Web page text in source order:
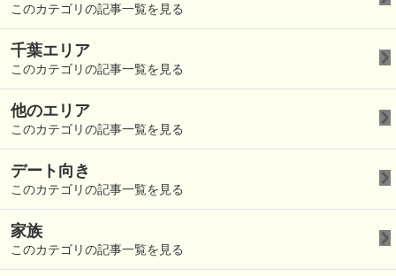
このカテゴリの記事一覧を見る
千葉エリア
このカテゴリの記事一覧を見る
他のエリア
このカテゴリの記事一覧を見る
デート向き
このカテゴリの記事一覧を見る
家族
このカテゴリの記事一覧を見る